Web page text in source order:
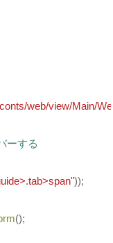
web/view/Main/
ーする
));
();